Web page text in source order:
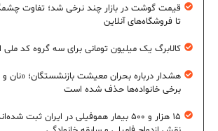
قیمت گوشت در بازار چند نرخی شد؛ تفاوت
تا فروشگاه‌های آنلاین
کالابرگ یک میلیون تومانی برای سه گروه کد ملی
هشدار درباره بحران معیشت بازنشستگان؛ «نان
برخی خانواده‌ها حذف شده است
۱۵ هزار و ۵۰۰ بیمار هموفیلی در ایران ثبت